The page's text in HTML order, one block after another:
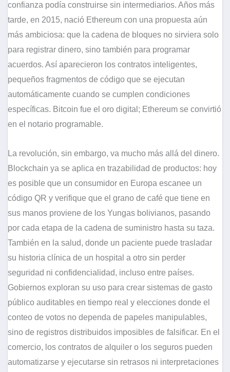
confianza podía construirse sin intermediarios. Años más
tarde, en 2015, nació Ethereum con una propuesta aún
más ambiciosa: que la cadena de bloques no sirviera solo
para registrar dinero, sino también para programar
acuerdos. Así aparecieron los contratos inteligentes,
pequeños fragmentos de código que se ejecutan
automáticamente cuando se cumplen condiciones
específicas. Bitcoin fue el oro digital; Ethereum se convirtió
en el notario programable.
La revolución, sin embargo, va mucho más allá del dinero.
Blockchain ya se aplica en trazabilidad de productos: hoy
es posible que un consumidor en Europa escanee un
código QR y verifique que el grano de café que tiene en
sus manos proviene de los Yungas bolivianos, pasando
por cada etapa de la cadena de suministro hasta su taza.
También en la salud, donde un paciente puede trasladar
su historia clínica de un hospital a otro sin perder
seguridad ni confidencialidad, incluso entre países.
Gobiernos exploran su uso para crear sistemas de gasto
público auditables en tiempo real y elecciones donde el
conteo de votos no dependa de papeles manipulables,
sino de registros distribuidos imposibles de falsificar. En el
comercio, los contratos de alquiler o los seguros pueden
automatizarse y ejecutarse sin retrasos ni interpretaciones